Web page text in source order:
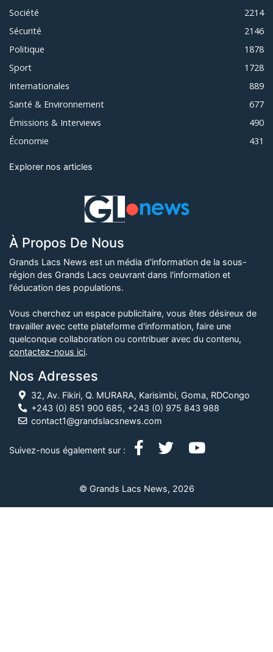
Société
2214
Sécurité
2146
Politique
1878
Sport
1728
Internationales
889
Santé & Environnement
677
Émissions & Interviews
490
Économie
431
Explorer nos articles
À Propos De Nous
Grands Lacs News est un média d'information de la sous-
région des Grands Lacs oeuvrant dans l'information et
l'éducation des populations.
Vous cherchez un espace publicitaire, vous êtes désireux de
travailler avec cette plateforme d'information, faire une
quelconque collaboration ou contribuer avec du contenu,
contactez-nous ici.
Nos Adresses
32, Av. Fikiri, Q. MURARA, Karisimbi, Goma, RDCongo
+243 (0) 851 900 685, +243 (0) 975 843 988
contact1@grandslacsnews.com
Suivez-nous également sur :
© Grands Lacs News, 2026